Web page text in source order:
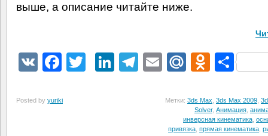
выше, а описание читайте ниже.
VK Facebook
TwitterLinkedIn
Telegram
EmailMail.Ru
Posted by yuriki Метки: 3ds Max 3ds Max 2009
Solver, Анимация
инверсная кинематика
привязка прямая кинематика